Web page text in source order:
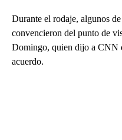
Durante el rodaje, algunos
convencieron del punto de
Domingo, quien dijo a CNN
acuerdo.